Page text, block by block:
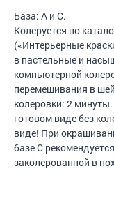
База: A и C.
Колеруется по
(«Интерьерные
в пастельные и
компьютерной
перемешивания в
колеровки: 2
готовом виде без
виде! При
базе С
заколерованной в